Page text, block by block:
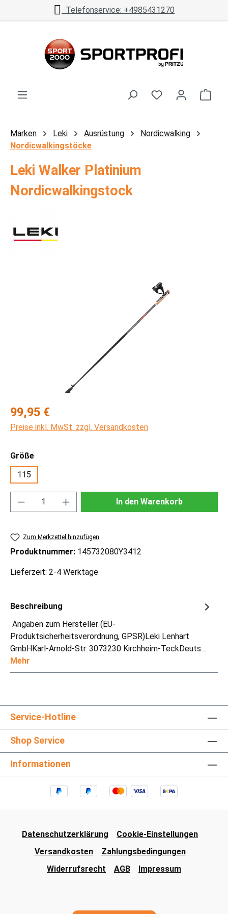
Zum Hauptinhalt springenTelefonservice: +4985431270
Marken Leki Ausrüstung
Nordicwalking
Nordicwalkingstöcke
Leki Walker Platinium
Nordicwalkingstock
Regulärer Preis:
99,95 €
Preise inkl. MwSt. zzgl. Versandkosten
Größeauswählen
115
Produkt Anzahl: Gib den gewünschten
In den Warenkorb
Zum Merkzettel hinzufügen
Produktnummer: 145732080Y3412
Lieferzeit: 2-4 Werktage
Beschreibung
Angaben zum Hersteller (EU-
Produktsicherheitsverordnung, GPSR)Leki Lenhart
GmbHKarl-Arnold-Str. 3073230 Kirchheim-TeckDeuts…
Mehr
Service-Hotline
Shop Service
Informationen
Datenschutzerklärung
Cookie-Einstellungen
Versandkosten
Zahlungsbedingungen
Widerrufsrecht
AGB Impressum